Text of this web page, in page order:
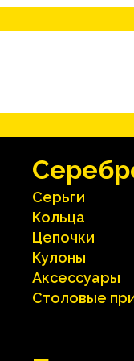
Серьги
Кольца
Цепочки
Кулоны
Аксесcуары
Столовые